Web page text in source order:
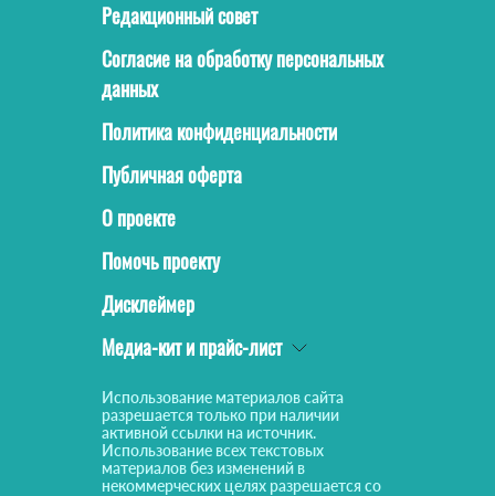
Редакционный совет
Согласие на обработку персональных
данных
Политика конфиденциальности
Публичная оферта
О проекте
Помочь проекту
Дисклеймер
Медиа-кит и прайс-лист
Использование материалов сайта
разрешается только при наличии
активной ссылки на источник.
Использование всех текстовых
материалов без изменений в
некоммерческих целях разрешается со